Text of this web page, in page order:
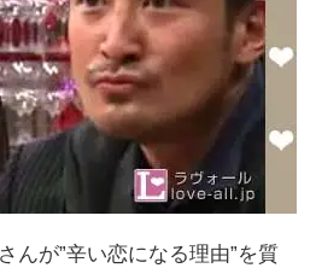
んが”辛い恋になる理由”を質